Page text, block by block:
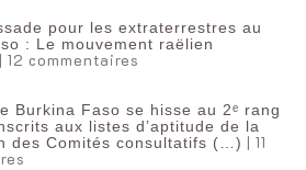
pour les extraterrestres au
: Le mouvement raëlien
| 12 commentaires
Burkina Faso se hisse au 2ᵉ rang
aux listes d’aptitude de la
des Comités consultatifs (…) | 11